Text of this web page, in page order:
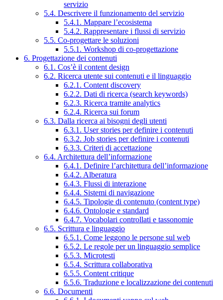
servizio
5.4. Descrivere il funzionamento del servizio
5.4.1. Mappare l’ecosistema
5.4.2. Rappresentare i flussi di servizio
5.5. Co-progettare le soluzioni
5.5.1. Workshop di co-progettazione
6. Progettazione dei contenuti
6.1. Cos’è il content design
6.2. Ricerca utente sui contenuti e il linguaggio
6.2.1. Content discovery
6.2.2. Dati di ricerca (search keywords)
6.2.3. Ricerca tramite analytics
6.2.4. Ricerca sui forum
6.3. Dalla ricerca ai bisogni degli utenti
6.3.1. User stories per definire i contenuti
6.3.2. Job stories per definire i contenuti
6.3.3. Criteri di accettazione
6.4. Architettura dell’informazione
6.4.1. Definire l’architettura dell’informazione
6.4.2. Alberatura
6.4.3. Flussi di interazione
6.4.4. Sistemi di navigazione
6.4.5. Tipologie di contenuto (content type)
6.4.6. Ontologie e standard
6.4.7. Vocabolari controllati e tassonomie
6.5. Scrittura e linguaggio
6.5.1. Come leggono le persone sul web
6.5.2. Le regole per un linguaggio semplice
6.5.3. Microtesti
6.5.4. Scrittura collaborativa
6.5.5. Content critique
6.5.6. Traduzione e localizzazione dei contenuti
6.6. Documenti